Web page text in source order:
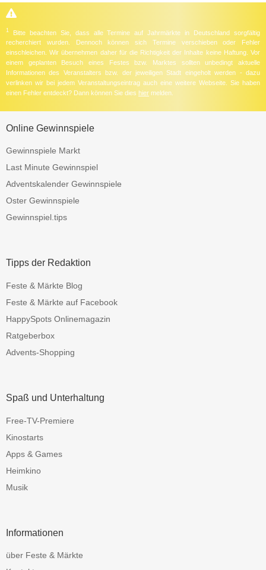
1
Bitte beachten Sie, dass alle Termine auf Jahrmärkte in Deutschland sorgfältig
recherchiert wurden. Dennoch können sich Termine verschieben oder Fehler
einschleichen. Wir übernehmen daher für die Richtigkeit der Inhalte keine Haftung. Vor
einem geplanten Besuch eines Festes bzw. Marktes sollten unbedingt aktuelle
Informationen des Veranstalters bzw. der jeweiligen Stadt eingeholt werden - dazu
verlinken wir bei jedem Veranstaltungseintrag auch eine weitere Webseite. Sie haben
einen Fehler entdeckt? Dann können Sie dies hier melden.
Online Gewinnspiele
Gewinnspiele Markt
Last Minute Gewinnspiel
Adventskalender Gewinnspiele
Oster Gewinnspiele
Gewinnspiel.tips
Tipps der Redaktion
Feste & Märkte Blog
Feste & Märkte auf Facebook
HappySpots Onlinemagazin
Ratgeberbox
Advents-Shopping
Spaß und Unterhaltung
Free-TV-Premiere
Kinostarts
Apps & Games
Heimkino
Musik
Informationen
über Feste & Märkte